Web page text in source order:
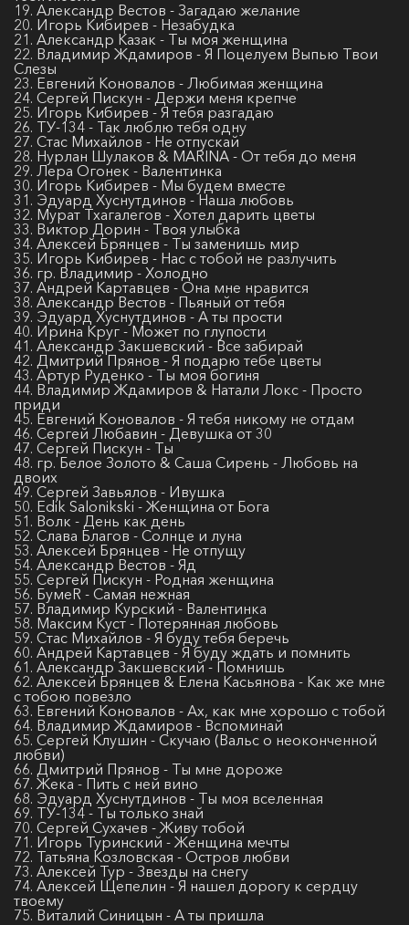
19. Александр Вестов - Загадаю желание
20. Игорь Кибирев - Незабудка
21. Александр Казак - Ты моя женщина
22. Владимир Ждамиров - Я Поцелуем Выпью Твои
Слезы
23. Евгений Коновалов - Любимая женщина
24. Сергей Пискун - Держи меня крепче
25. Игорь Кибирев - Я тебя разгадаю
26. ТУ-134 - Так люблю тебя одну
27. Стас Михайлов - Не отпускай
28. Нурлан Шулаков & MARINA - От тебя до меня
29. Лера Огонек - Валентинка
30. Игорь Кибирев - Мы будем вместе
31. Эдуард Хуснутдинов - Наша любовь
32. Мурат Тхагалегов - Хотел дарить цветы
33. Виктор Дорин - Твоя улыбка
34. Алексей Брянцев - Ты заменишь мир
35. Игорь Кибирев - Нас с тобой не разлучить
36. гр. Владимир - Холодно
37. Андрей Картавцев - Она мне нравится
38. Александр Вестов - Пьяный от тебя
39. Эдуард Хуснутдинов - А ты прости
40. Ирина Круг - Может по глупости
41. Александр Закшевский - Все забирай
42. Дмитрий Прянов - Я подарю тебе цветы
43. Артур Руденко - Ты моя богиня
44. Владимир Ждамиров & Натали Локс - Просто
приди
45. Евгений Коновалов - Я тебя никому не отдам
46. Сергей Любавин - Девушка от 30
47. Сергей Пискун - Ты
48. гр. Белое Золото & Саша Сирень - Любовь на
двоих
49. Сергей Завьялов - Ивушка
50. Edik Salonikski - Женщина от Бога
51. Волк - День как день
52. Слава Благов - Солнце и луна
53. Алексей Брянцев - Не отпущу
54. Александр Вестов - Яд
55. Сергей Пискун - Родная женщина
56. БумеR - Самая нежная
57. Владимир Курский - Валентинка
58. Максим Куст - Потерянная любовь
59. Стас Михайлов - Я буду тебя беречь
60. Андрей Картавцев - Я буду ждать и помнить
61. Александр Закшевский - Помнишь
62. Алексей Брянцев & Елена Касьянова - Как же мне
с тобою повезло
63. Евгений Коновалов - Ах, как мне хорошо с тобой
64. Владимир Ждамиров - Вспоминай
65. Сергей Клушин - Скучаю (Вальс о неоконченной
любви)
66. Дмитрий Прянов - Ты мне дороже
67. Жека - Пить с ней вино
68. Эдуард Хуснутдинов - Ты моя вселенная
69. ТУ-134 - Ты только знай
70. Сергей Сухачев - Живу тобой
71. Игорь Туринский - Женщина мечты
72. Татьяна Козловская - Остров любви
73. Алексей Тур - Звезды на снегу
74. Алексей Щепелин - Я нашел дорогу к сердцу
твоему
75. Виталий Синицын - А ты пришла